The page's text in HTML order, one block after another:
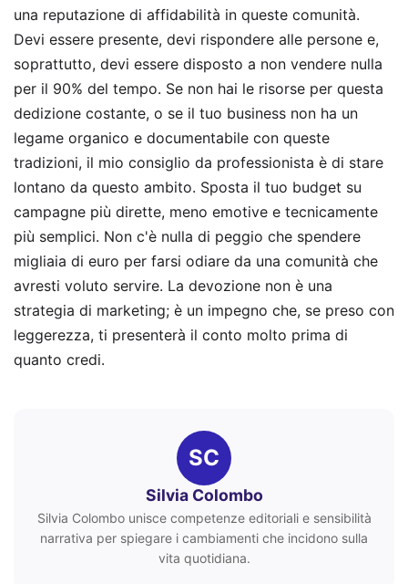
una reputazione di affidabilità in queste comunità.
Devi essere presente, devi rispondere alle persone e,
soprattutto, devi essere disposto a non vendere nulla
per il 90% del tempo. Se non hai le risorse per questa
dedizione costante, o se il tuo business non ha un
legame organico e documentabile con queste
tradizioni, il mio consiglio da professionista è di stare
lontano da questo ambito. Sposta il tuo budget su
campagne più dirette, meno emotive e tecnicamente
più semplici. Non c'è nulla di peggio che spendere
migliaia di euro per farsi odiare da una comunità che
avresti voluto servire. La devozione non è una
strategia di marketing; è un impegno che, se preso con
leggerezza, ti presenterà il conto molto prima di
quanto credi.
SC
Silvia Colombo
Silvia Colombo unisce competenze editoriali e sensibilità
narrativa per spiegare i cambiamenti che incidono sulla
vita quotidiana.